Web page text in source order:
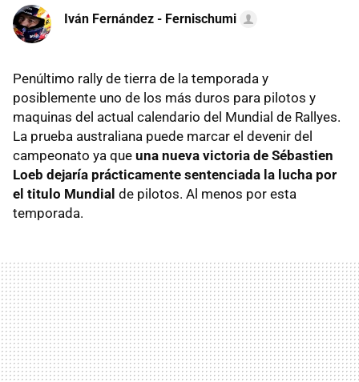
Iván Fernández - Fernischumi
Penúltimo rally de tierra de la temporada y
posiblemente uno de los más duros para pilotos y
maquinas del actual calendario del Mundial de Rallyes.
La prueba australiana puede marcar el devenir del
campeonato ya que una nueva victoria de Sébastien
Loeb dejaría prácticamente sentenciada la lucha por
el titulo Mundial de pilotos. Al menos por esta
temporada.